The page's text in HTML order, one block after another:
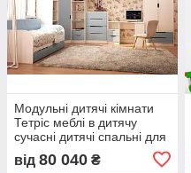
Модульні дитячі кімнати
Тетріс меблі в дитячу
сучасні дитячі спальні для
для дитячої кімнати
від 80 040 ₴